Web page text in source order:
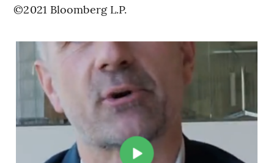
©2021 Bloomberg L.P.